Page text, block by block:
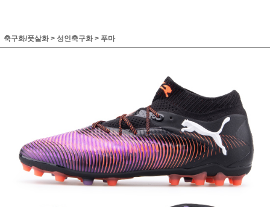
축구화/풋살화 > 성인축구화 > 푸마